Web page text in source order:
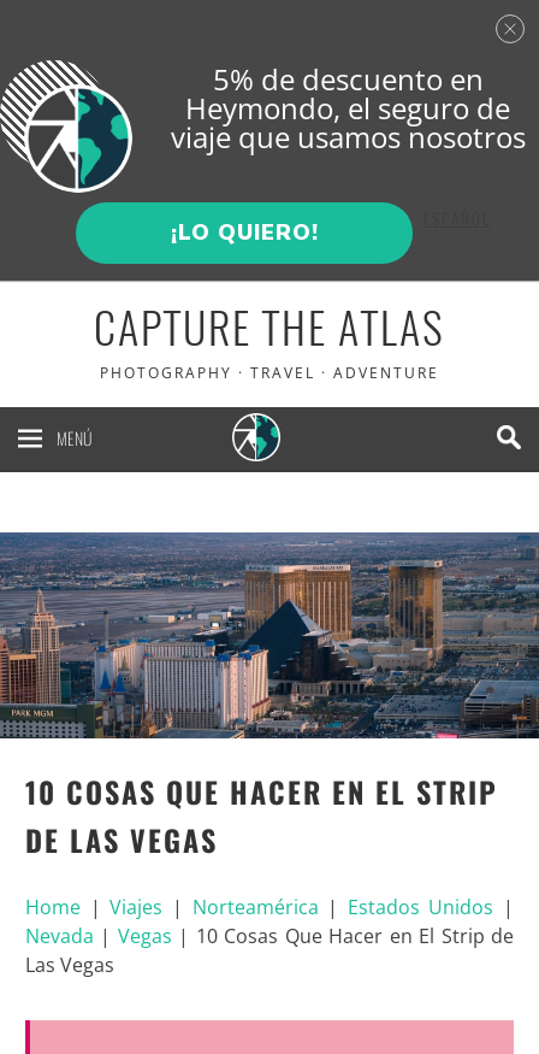
CAPTURE THE ATLAS
PHOTOGRAPHY · TRAVEL · ADVENTURE
MENÚ
10 COSAS QUE HACER EN EL STRIP
DE LAS VEGAS
Home|Viajes | Norteamérica | Estados Unidos |
Nevada | Vegas | 10 Cosas Que Hacer en El Strip de
Las Vegas
5% de descuento en
Heymondo, el seguro de
viaje que usamos nosotros
¡LO QUIERO!